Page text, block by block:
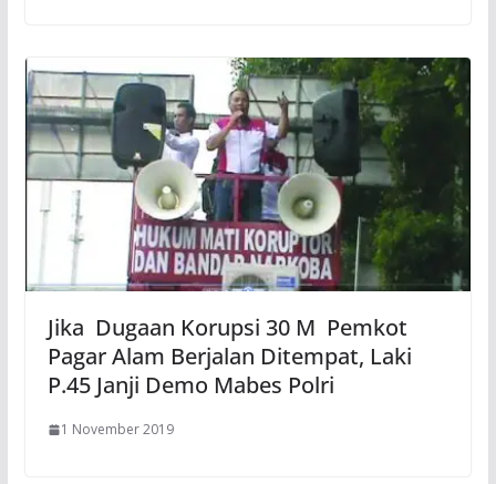
Jika Dugaan Korupsi 30 M Pemkot
Pagar Alam Berjalan Ditempat, Laki
P.45 Janji Demo Mabes Polri
1 November 2019